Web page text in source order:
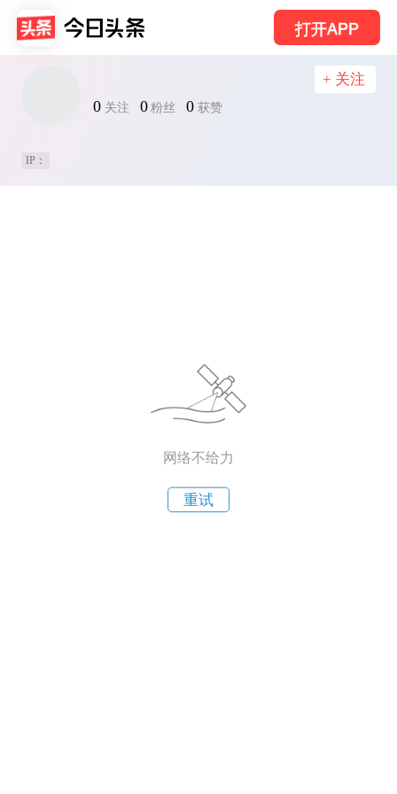
打开APP
0 关注 0 粉丝 0 获赞
+ 关注
IP：
网络不给力
重试